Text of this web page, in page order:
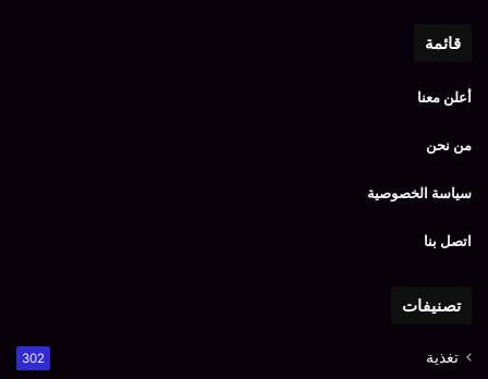
قائمة
أعلن معنا
من نحن
سياسة الخصوصية
اتصل بنا
تصنيفات
تغذية 302